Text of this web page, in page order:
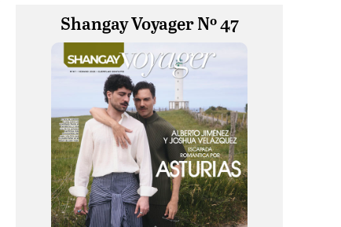
Shangay Voyager Nº 47